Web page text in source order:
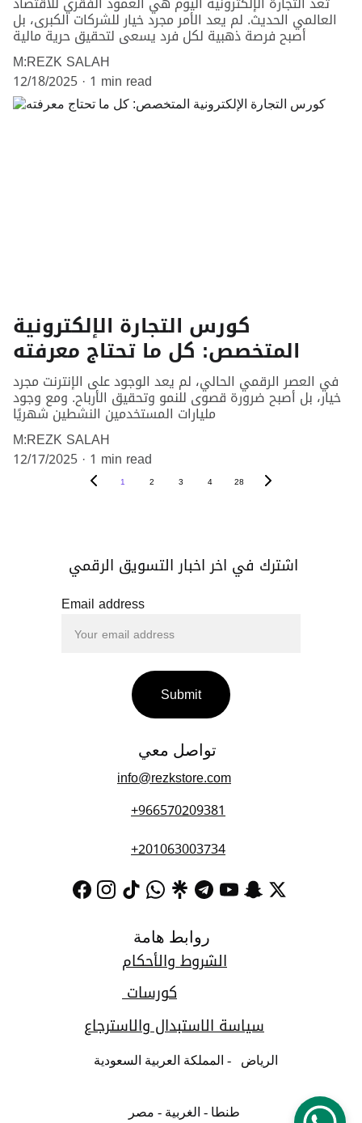
العالمي الحديث. لم يعد الأمر مجرد خيار للشركات الكبرى، بل
أصبح فرصة ذهبية لكل فرد يسعى لتحقيق حرية مالية
M:REZK SALAH
12/18/2025 1 min read
كورس التجارة الإلكترونية
المتخصص: كل ما تحتاج معرفته
في العصر الرقمي الحالي، لم يعد الوجود على الإنترنت مجرد
خيار، بل أصبح ضرورة قصوى للنمو وتحقيق الأرباح. ومع وجود
مليارات المستخدمين النشطين شهريًا
M:REZK SALAH
12/17/2025 1 min read
1 2 3 4 28
روابط هامة
info@rezkstore.com
تواصل معي
اشترك في اخر اخبار التسويق الرقمي
+966570209381
+201063003734
Email address
Submit
الرياض   - المملكة العربية السعودية
طنطا - الغربية - مصر
الشروط والأحكام
سياسة الاستبدال والاسترجاع
كورسات